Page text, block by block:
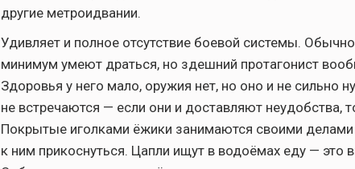
другие метроидвании.
Удивляет и полное отсутствие боевой системы.
минимум умеют драться, но здешний протагонист
Здоровья у него мало, оружия нет, но оно и не сильно
не встречаются — если они и доставляют неудобства,
Покрытые иголками ёжики занимаются своими
к ним прикоснуться. Цапли ищут в водоёмах еду — это